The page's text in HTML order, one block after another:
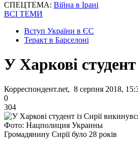
СПЕЦТЕМА: Війна в Ірані
ВСІ ТЕМИ
Вступ України в ЄС
Теракт в Барселоні
У Харкові
Корреспондент.net, 8 серпня 2018,
0
304
Фото: Нацполиция Украины
Громадянину Сирії було 28 років